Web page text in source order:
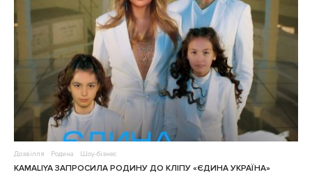
Дозвілля Родина Шоу-бізнес
KAMALIYA ЗАПРОСИЛА РОДИНУ ДО КЛІПУ «ЄДИНА УКРАЇНА»